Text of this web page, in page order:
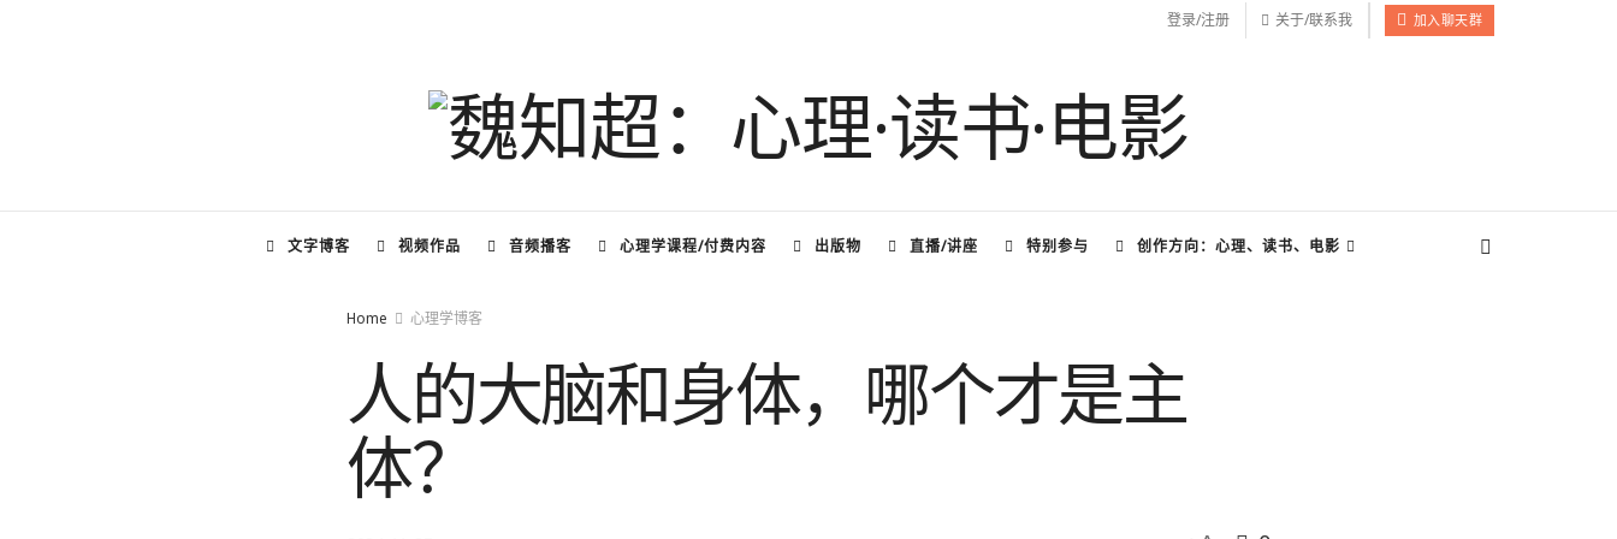
登录/注册 关于/联系我 加入聊天群
文字博客 视频作品 音频播客 心理学课程/付费内容 出版物 直播/讲座 特别参与 创作方向：心理、读书、电影
Home 心理学博客
人的大脑和身体，哪个才是主
体？